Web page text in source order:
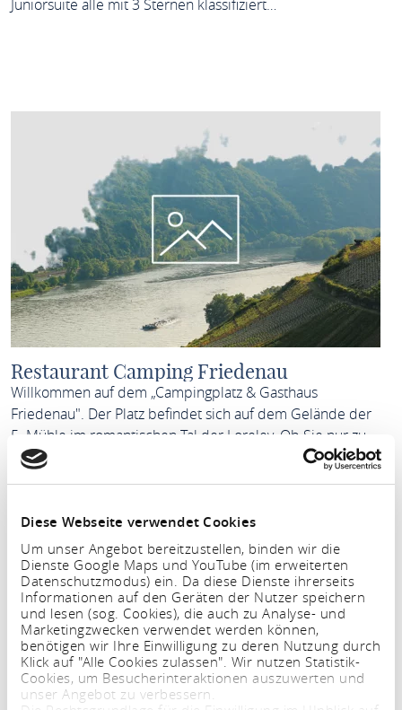
Diese Webseite verwendet Cookies
Um unser Angebot bereitzustellen, binden wir die
Dienste Google Maps und YouTube (im erweiterten
Datenschutzmodus) ein. Da diese Dienste ihrerseits
Informationen auf den Geräten der Nutzer speichern
und lesen (sog. Cookies), die auch zu Analyse- und
Marketingzwecken verwendet werden können,
benötigen wir Ihre Einwilligung zu deren Nutzung durch
Klick auf "Alle Cookies zulassen". Wir nutzen Statistik-
Cookies, um Besucherinteraktionen auszuwerten und
unser Angebot zu verbessern.
Juniorsuite alle mit 3 Sternen klassifiziert…
Restaurant Camping Friedenau
Willkommen auf dem „Campingplatz & Gasthaus
Friedenau". Der Platz befindet sich auf dem Gelände der
5. Mühle im romantischen Tal der Loreley. Ob Sie nur zu
einer Übernachtung oder Ihren Jahresurlaub am